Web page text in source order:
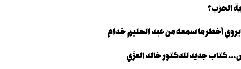
أخطر ما سمعه من عبد الحليم خدام
كتاب جديد للدكتور خالد العزّي